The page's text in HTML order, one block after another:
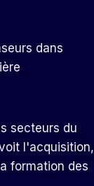
dans
secteurs du
l'acquisition,
formation des